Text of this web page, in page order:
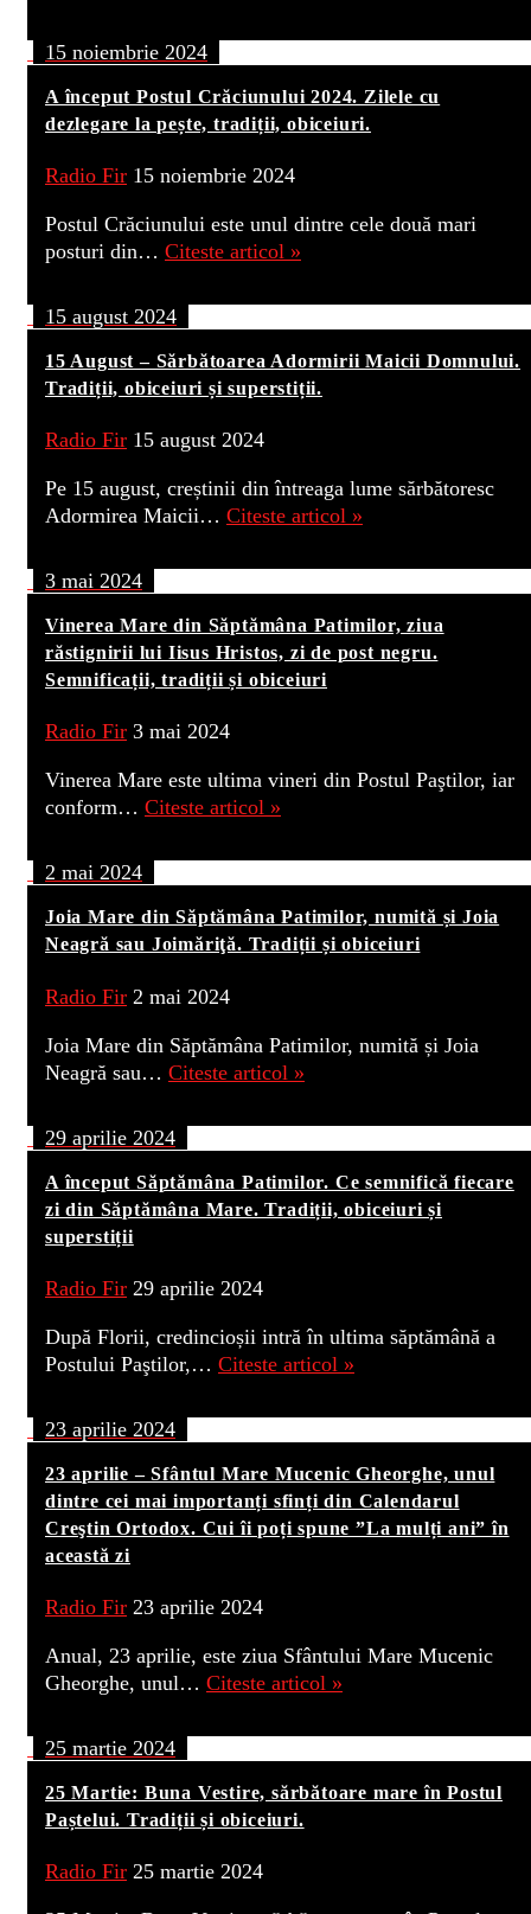
15 noiembrie 2024
A început Postul Crăciunului 2024. Zilele cu
dezlegare la pește, tradiții, obiceiuri.
Radio Fir 15 noiembrie 2024
Postul Crăciunului este unul dintre cele două mari
posturi din… Citeste articol »
15 august 2024
15 August – Sărbătoarea Adormirii Maicii Domnului.
Tradiții, obiceiuri și superstiții.
Radio Fir 15 august 2024
Pe 15 august, creștinii din întreaga lume sărbătoresc
Adormirea Maicii… Citeste articol »
3 mai 2024
Vinerea Mare din Săptămâna Patimilor, ziua
răstignirii lui Iisus Hristos, zi de post negru.
Semnificații, tradiții și obiceiuri
Radio Fir 3 mai 2024
Vinerea Mare este ultima vineri din Postul Paştilor, iar
conform… Citeste articol »
2 mai 2024
Joia Mare din Săptămâna Patimilor, numită și Joia
Neagră sau Joimăriţă. Tradiții și obiceiuri
Radio Fir 2 mai 2024
Joia Mare din Săptămâna Patimilor, numită și Joia
Neagră sau… Citeste articol »
29 aprilie 2024
A început Săptămâna Patimilor. Ce semnifică fiecare
zi din Săptămâna Mare. Tradiții, obiceiuri și
superstiții
Radio Fir 29 aprilie 2024
După Florii, credincioșii intră în ultima săptămână a
Postului Paştilor,… Citeste articol »
23 aprilie 2024
23 aprilie – Sfântul Mare Mucenic Gheorghe, unul
dintre cei mai importanți sfinți din Calendarul
Creştin Ortodox. Cui îi poți spune ”La mulți ani” în
această zi
Radio Fir 23 aprilie 2024
Anual, 23 aprilie, este ziua Sfântului Mare Mucenic
Gheorghe, unul… Citeste articol »
25 martie 2024
25 Martie: Buna Vestire, sărbătoare mare în Postul
Paștelui. Tradiții și obiceiuri.
Radio Fir 25 martie 2024